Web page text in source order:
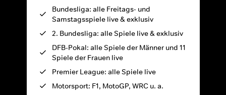
Bundesliga: alle Freitags- und
Samstagsspiele live & exklusiv
2. Bundesliga: alle Spiele live & exklusiv
DFB-Pokal: alle Spiele der Männer und 11
Spiele der Frauen live
Premier League: alle Spiele live
Motorsport: F1, MotoGP, WRC u. a.